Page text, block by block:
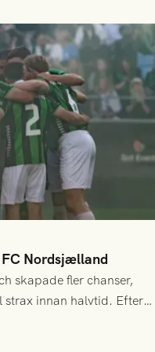
Nordsjælland
skapade fler chanser,
strax innan halvtid. Efter
tilläts ha mer av